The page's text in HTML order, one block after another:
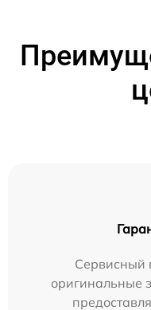
Сервисный
оригинальные